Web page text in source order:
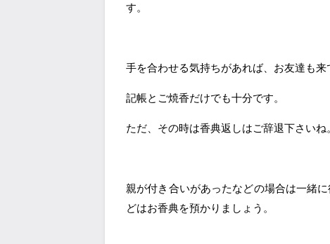
す。
手を合わせる気持ちがあれば、お友達も来
記帳とご焼香だけでも十分です。
ただ、その時は香典返しはご辞退下さいね
親が付き合いがあったなどの場合は一緒
どはお香典を預かりましょう。